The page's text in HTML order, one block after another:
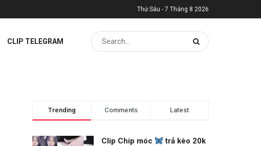
Thứ Sáu - 7 Tháng 8 2026
CLIP TELEGRAM
Trending Comments Latest
Clip Chip móc
trả kèo 20k